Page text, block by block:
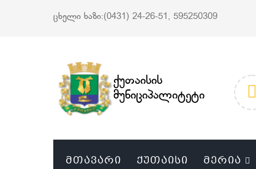
ცხელი ხაზი:(0431) 24-26-51, 595250309
ქუთაისის
მუნიციპალიტეტი
ᲛᲗᲐᲕᲐᲠᲘ ᲥᲣᲗᲐᲘᲡᲘ ᲛᲔᲠᲘᲐ